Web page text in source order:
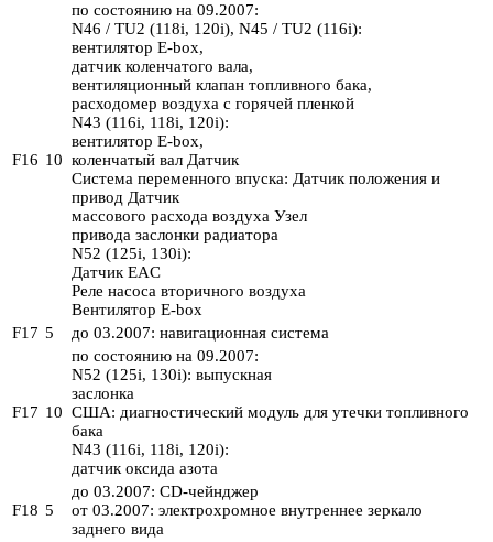
F16 10
по состоянию на 09.2007:
N46 / TU2 (118i, 120i), N45 / TU2 (116i):
вентилятор E-box,
датчик коленчатого вала,
вентиляционный клапан топливного бака,
расходомер воздуха с горячей пленкой
N43 (116i, 118i, 120i):
вентилятор E-box,
коленчатый вал Датчик
Система переменного впуска: Датчик положения и
привод Датчик
массового расхода воздуха Узел
привода заслонки радиатора
N52 (125i, 130i):
Датчик EAC
Реле насоса вторичного воздуха
Вентилятор E-box
F17 5 до 03.2007: навигационная система
F17 10
по состоянию на 09.2007:
N52 (125i, 130i): выпускная
заслонка
США: диагностический модуль для утечки топливного
бака
N43 (116i, 118i, 120i):
датчик оксида азота
F18 5
до 03.2007: CD-чейнджер
от 03.2007: электрохромное внутреннее зеркало
заднего вида